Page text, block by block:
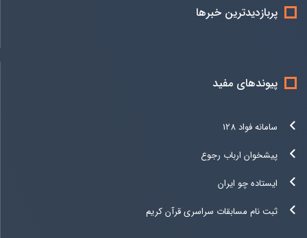
پربازدیدترین خبرها
پیوندهای مفید
سامانه فواد 128
پیشخوان ارباب رجوع
ایستاده چو ایران
ثبت نام مسابقات سراسری قرآن کریم